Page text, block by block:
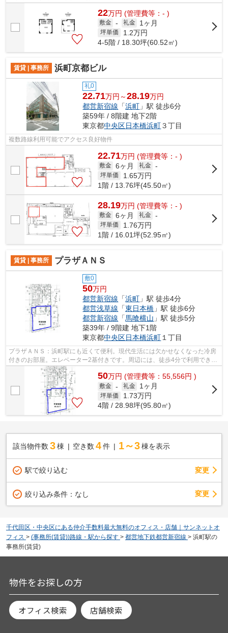
22万円 (管理費等：- )
敷金 - 礼金 1ヶ月
坪単価 1.2万円
4-5階 / 18.30坪(60.52㎡)
賃貸 | 事務所 浜町京都ビル
礼0
22.71万円～28.19万円
都営新宿線 「浜町 」駅 徒歩6分
築59年 / 8階建 地下2階
東京都中央区日本橋浜町３丁目
複数路線利用可能でアクセス良好物件
22.71万円 (管理費等：- )
敷金 6ヶ月 礼金 -
坪単価 1.65万円
1階 / 13.76坪(45.50㎡)
28.19万円 (管理費等：- )
敷金 6ヶ月 礼金 -
坪単価 1.76万円
1階 / 16.01坪(52.95㎡)
賃貸 | 事務所 プラザＡＮＳ
敷0
50万円
都営新宿線 「浜町 」駅 徒歩4分
都営浅草線 「東日本橋 」駅 徒歩6分
都営新宿線 「馬喰横山 」駅 徒歩5分
築39年 / 9階建 地下1階
東京都中央区日本橋浜町１丁目
プラザＡＮＳ：浜町駅にも近くて便利。現代生活には欠かせなくなった冷房
付きのお部屋。エレベーター2基付きです。周辺には、徒歩4分で利用できる
駅があります。初期費用として礼金1ヵ...
50万円 (管理費等：55,556円 )
敷金 - 礼金 1ヶ月
坪単価 1.73万円
4階 / 28.98坪(95.80㎡)
該当物件数 3棟 空き数 4 件 1～3 棟を表示
駅で絞り込む 変更
絞り込み条件： なし 変更
千代田区・中央区にある仲介手数料最大無料のオフィス・店舗｜サンネットオ
フィス > (事務所(賃貸))路線・駅から探す > 都営地下鉄都営新宿線 > 浜町駅の
事務所(賃貸)
物件をお探しの方
オフィス検索 店舗検索